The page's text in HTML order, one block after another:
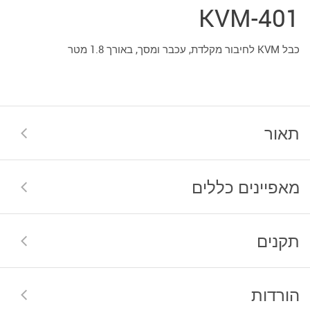
KVM-401
כבל KVM לחיבור מקלדת, עכבר ומסך, באורך 1.8 מטר
תאור
מאפיינים כללים
תקנים
הורדות